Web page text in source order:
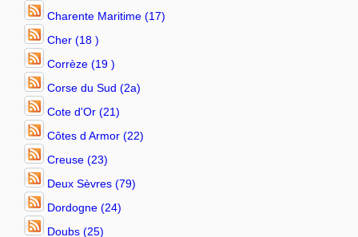
Charente Maritime (17)
Cher (18 )
Corrèze (19 )
Corse du Sud (2a)
Cote d'Or (21)
Côtes d Armor (22)
Creuse (23)
Deux Sèvres (79)
Dordogne (24)
Doubs (25)